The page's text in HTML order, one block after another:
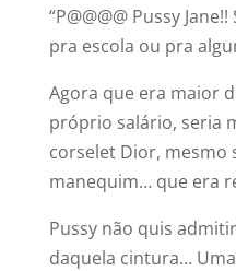
“P@@@@ Pussy
pra escola ou pra
Agora que era maior
próprio salário, seria
corselet Dior, mesmo
manequim… que era
Pussy não quis
daquela cintura…